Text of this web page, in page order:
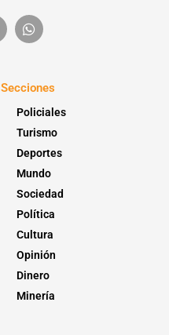
Secciones
Policiales
Turismo
Deportes
Mundo
Sociedad
Política
Cultura
Opinión
Dinero
Minería